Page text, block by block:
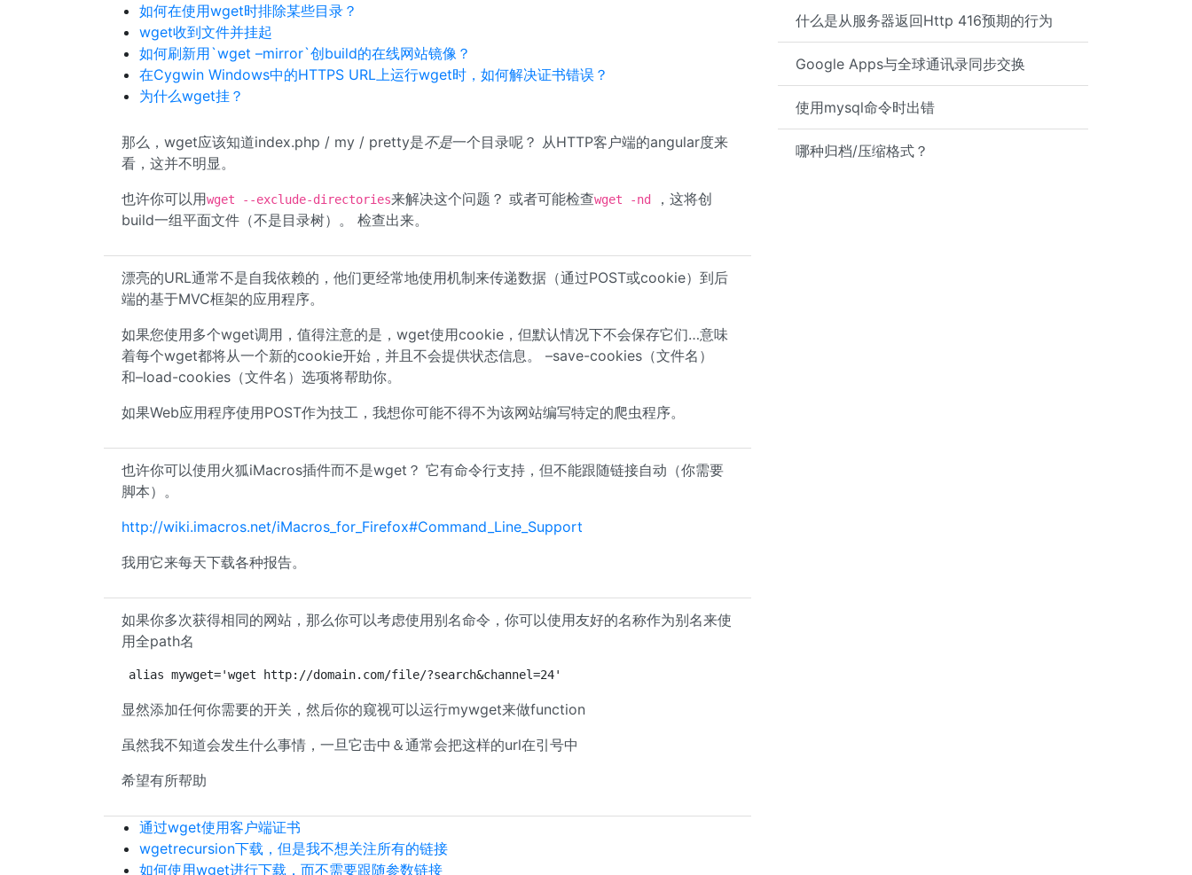
什么是从服务器返回Http 416预期的行为
Google Apps与全球通讯录同步交换
使用mysql命令时出错
哪种归档/压缩格式？
如何在使用wget时排除某些目录？
wget收到文件并挂起
如何刷新用`wget –mirror`创build的在线网站镜像？
在Cygwin Windows中的HTTPS URL上运行wget时，如何解决证书错误？
为什么wget挂？
那么，wget应该知道index.php / my / pretty是不是一个目录呢？ 从HTTP客户端的angular度来
看，这并不明显。
也许你可以用wget --exclude-directories来解决这个问题？ 或者可能检查wget -nd
，这将创
build一组平面文件（不是目录树）。 检查出来。
漂亮的URL通常不是自我依赖的，他们更经常地使用机制来传递数据（通过POST或cookie）到后
端的基于MVC框架的应用程序。
如果您使用多个wget调用，值得注意的是，wget使用cookie，但默认情况下不会保存它们…意味
着每个wget都将从一个新的cookie开始，并且不会提供状态信息。 –save-cookies（文件名）
和–load-cookies（文件名）选项将帮助你。
如果Web应用程序使用POST作为技工，我想你可能不得不为该网站编写特定的爬虫程序。
也许你可以使用火狐iMacros插件而不是wget？ 它有命令行支持，但不能跟随链接自动（你需要
脚本）。
http://wiki.imacros.net/iMacros_for_Firefox#Command_Line_Support
我用它来每天下载各种报告。
如果你多次获得相同的网站，那么你可以考虑使用别名命令，你可以使用友好的名称作为别名来使
用全path名
alias mywget='wget http://domain.com/file/?search&channel=24'
显然添加任何你需要的开关，然后你的窥视可以运行mywget来做function
虽然我不知道会发生什么事情，一旦它击中＆通常会把这样的url在引号中
希望有所帮助
通过wget使用客户端证书
wgetrecursion下载，但是我不想关注所有的链接
如何使用wget进行下载，而不需要跟随参数链接